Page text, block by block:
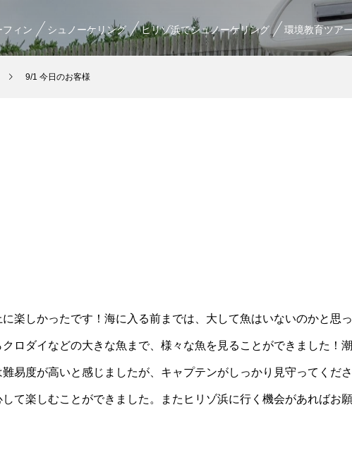
フィン シュノーケリング ヒリゾ浜でシュノーケリング 環境教育ツアー
9/1 今日のお客様
楽しかったです！海に入る前までは、大して魚はいないのかと思
ロダイなどの大きな魚まで、様々な魚を見ることができました！
易度が高いと感じましたが、キャプテンがしっかり見守ってくだ
て楽しむことができました。またヒリゾ浜に行く機会があればお